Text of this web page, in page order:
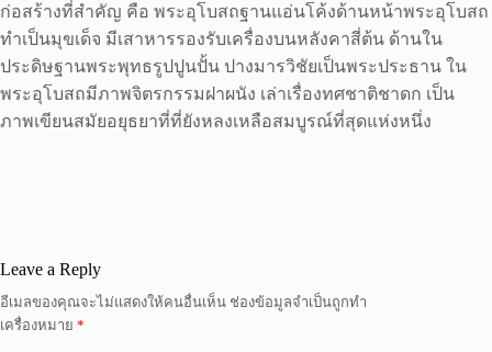
ก่อสร้างที่สำคัญ คือ พระอุโบสถฐานแอ่นโค้งด้านหน้าพระอุโบสถ
ทำเป็นมุขเด็จ มีเสาหารรองรับเครื่องบนหลังคาสี่ต้น ด้านใน
ประดิษฐานพระพุทธรูปปูนปั้น ปางมารวิชัยเป็นพระประธาน ใน
พระอุโบสถมีภาพจิตรกรรมฝาผนัง เล่าเรื่องทศชาติชาดก เป็น
ภาพเขียนสมัยอยุธยาที่ที่ยังหลงเหลือสมบูรณ์ที่สุดแห่งหนึ่ง
Leave a Reply
อีเมลของคุณจะไม่แสดงให้คนอื่นเห็น ช่องข้อมูลจำเป็นถูกทำ
เครื่องหมาย *